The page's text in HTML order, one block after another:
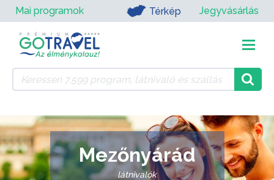
Mai programok Térkép Jegyvásárlás
Mezőnyárád
látnivalók